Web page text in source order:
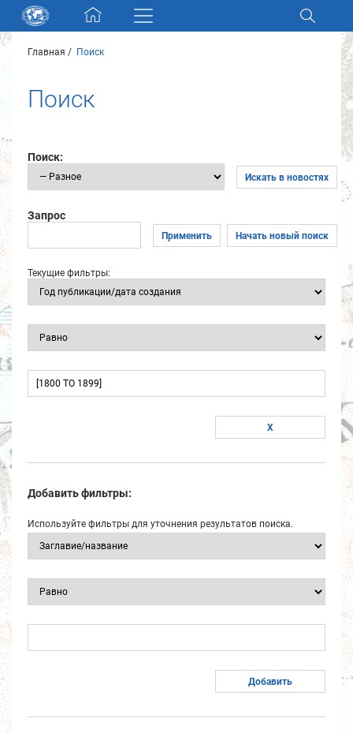
Skip navigation
Разделы и коллекции
Электронный каталог
Новости
Партнеры
Найти
Главная Поиск
Поиск
Поиск:
Искать в новостях
Запрос
Применить Начать новый поиск
Текущие фильтры:
Добавить фильтры:
Используйте фильтры для уточнения результатов поиска.